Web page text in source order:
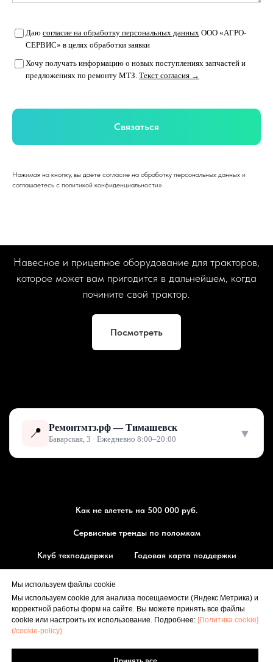
Мы используем файлы cookie
Мы используем cookie для анализа посещаемости (Яндекс.Метрика) и
корректной работы форм на сайте. Вы можете принять все файлы
cookie или настроить их использование. Подробнее: [Политика cookie]
(/cookie-policy)
Даю согласие на обработку персональных данных ООО «АГРО-
СЕРВИС» в целях обработки заявки
Хочу получать информацию о новых поступлениях запчастей и
предложениях по ремонту МТЗ. Текст согласия →
Связаться
Нажимая на кнопку, вы даете согласие на обработку персональных данных и
соглашаетесь c политикой конфиденциальности»
Навесное и прицепное оборудование для тракторов,
которое может вам пригодится в дальнейшем, когда
почините свой трактор.
Посмотреть
📍 Ремонтмтз.рф — Тимашевск
Баварская, 3 · Ежедневно 8:00–20:00 ▼
⭐ Оставить отзыв
Как не влететь на 500 000 руб.
Сервисные тренды по поломкам
Клуб техподдержки Годовая карта поддержки
РЕМОНТМТЗ.РФ